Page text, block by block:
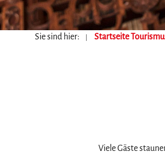
Sie sind hier: Startseite
Viele Gäste